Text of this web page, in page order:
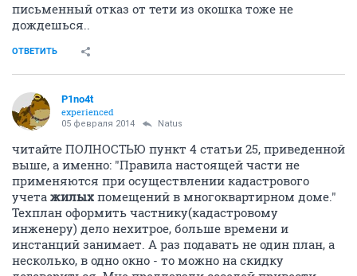
письменный отказ от тети из окошка тоже не
дождешься..
ОТВЕТИТЬ
P1no4t
experienced
05 февраля 2014 Natus
читайте ПОЛНОСТЬЮ пункт 4 статьи 25, приведенной
выше, а именно: "Правила настоящей части не
применяются при осуществлении кадастрового
учета жилых помещений в многоквартирном доме."
Техплан оформить частнику(кадастровому
инженеру) дело нехитрое, больше времени и
инстанций занимает. А раз подавать не один план, а
несколько, в одно окно - то можно на скидку